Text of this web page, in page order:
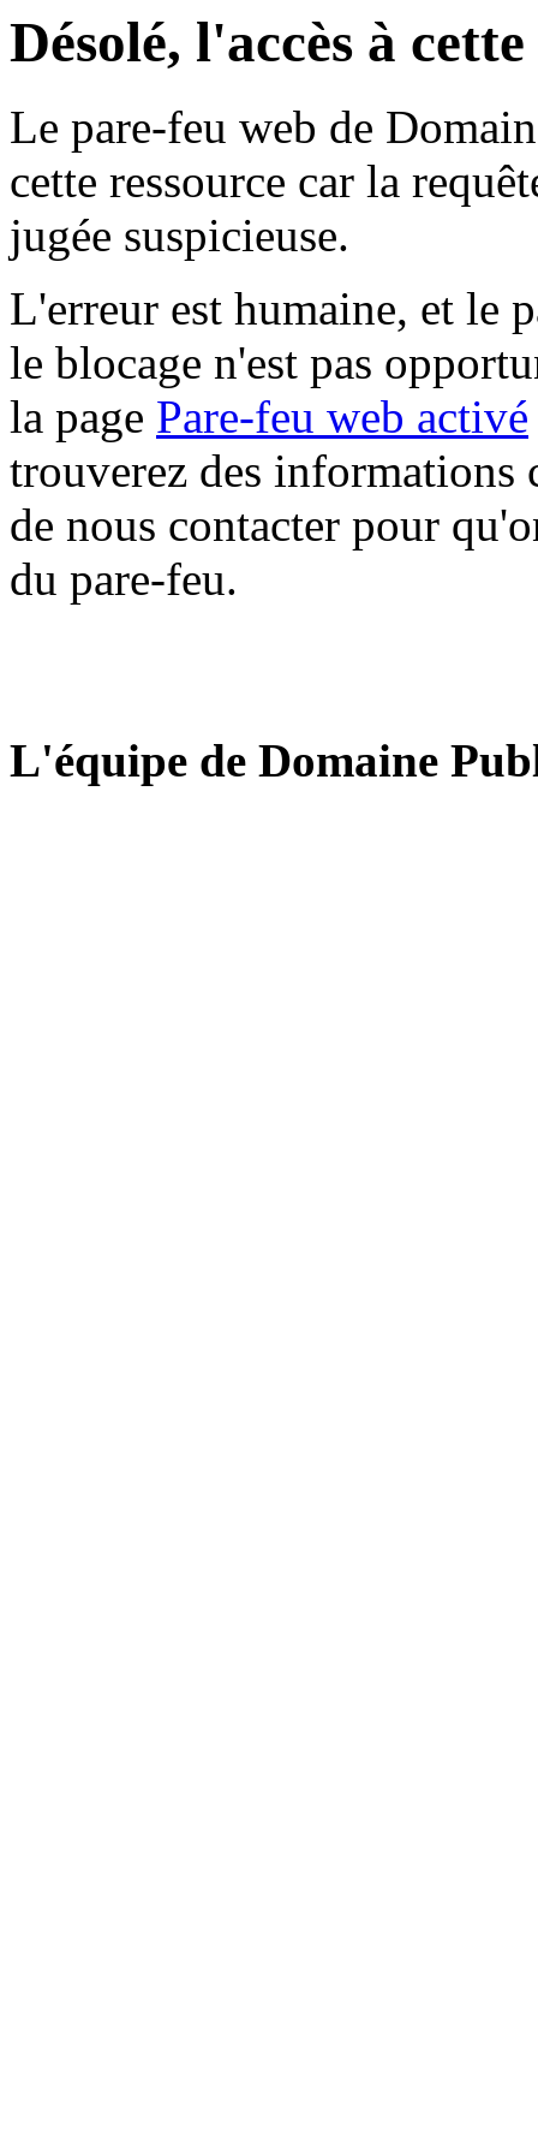
Désolé, l'accès à
Le pare-feu web de
cette ressource car la
jugée suspicieuse.
L'erreur est humaine, et le
le blocage n'est pas
la page Pare-feu web activé
trouverez des informations
de nous contacter pour
du pare-feu.
L'équipe de Domaine